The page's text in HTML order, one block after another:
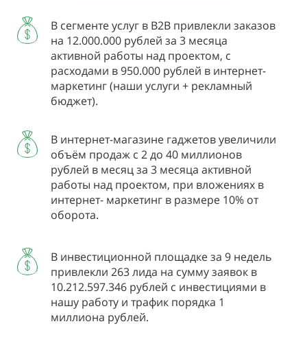
В сегменте услуг в В2В привлекли заказов
на 12.000.000 рублей за 3 месяца
активной работы над проектом, с
расходами в 950.000 рублей в интернет-
маркетинг (наши услуги + рекламный
бюджет).
В интернет-магазине гаджетов увеличили
объём продаж с 2 до 40 миллионов
рублей в месяц за 3 месяца активной
работы над проектом, при вложениях в
интернет- маркетинг в размере 10% от
оборота.
В инвестиционной площадке за 9 недель
привлекли 263 лида на сумму заявок в
10.212.597.346 рублей с инвестициями в
нашу работу и трафик порядка 1
миллиона рублей.